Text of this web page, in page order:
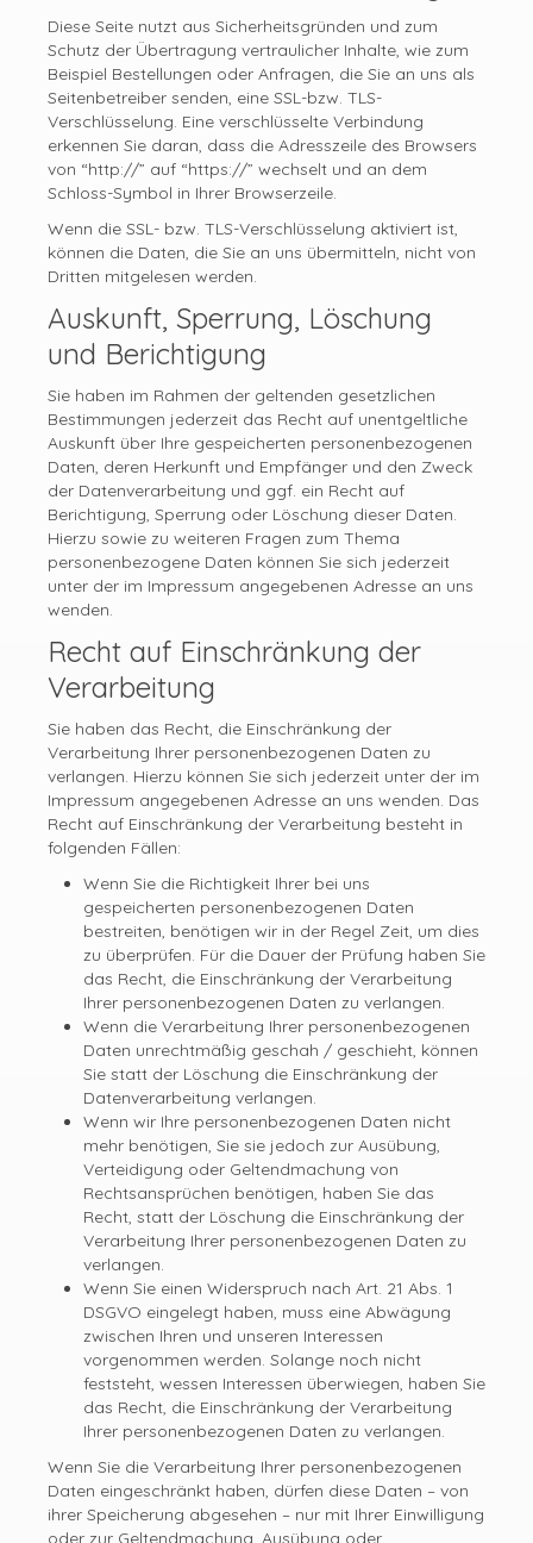
Diese Seite nutzt aus Sicherheitsgründen und zum
Schutz der Übertragung vertraulicher Inhalte, wie zum
Beispiel Bestellungen oder Anfragen, die Sie an uns als
Seitenbetreiber senden, eine SSL-bzw. TLS-
Verschlüsselung. Eine verschlüsselte Verbindung
erkennen Sie daran, dass die Adresszeile des Browsers
von “http://” auf “https://” wechselt und an dem
Schloss-Symbol in Ihrer Browserzeile.
Wenn die SSL- bzw. TLS-Verschlüsselung aktiviert ist,
können die Daten, die Sie an uns übermitteln, nicht von
Dritten mitgelesen werden.
Auskunft, Sperrung, Löschung
und Berichtigung
Sie haben im Rahmen der geltenden gesetzlichen
Bestimmungen jederzeit das Recht auf unentgeltliche
Auskunft über Ihre gespeicherten personenbezogenen
Daten, deren Herkunft und Empfänger und den Zweck
der Datenverarbeitung und ggf. ein Recht auf
Berichtigung, Sperrung oder Löschung dieser Daten.
Hierzu sowie zu weiteren Fragen zum Thema
personenbezogene Daten können Sie sich jederzeit
unter der im Impressum angegebenen Adresse an uns
wenden.
Recht auf Einschränkung der
Verarbeitung
Sie haben das Recht, die Einschränkung der
Verarbeitung Ihrer personenbezogenen Daten zu
verlangen. Hierzu können Sie sich jederzeit unter der im
Impressum angegebenen Adresse an uns wenden. Das
Recht auf Einschränkung der Verarbeitung besteht in
folgenden Fällen:
Wenn Sie die Richtigkeit Ihrer bei uns
gespeicherten personenbezogenen Daten
bestreiten, benötigen wir in der Regel Zeit, um dies
zu überprüfen. Für die Dauer der Prüfung haben Sie
das Recht, die Einschränkung der Verarbeitung
Ihrer personenbezogenen Daten zu verlangen.
Wenn die Verarbeitung Ihrer personenbezogenen
Daten unrechtmäßig geschah / geschieht, können
Sie statt der Löschung die Einschränkung der
Datenverarbeitung verlangen.
Wenn wir Ihre personenbezogenen Daten nicht
mehr benötigen, Sie sie jedoch zur Ausübung,
Verteidigung oder Geltendmachung von
Rechtsansprüchen benötigen, haben Sie das
Recht, statt der Löschung die Einschränkung der
Verarbeitung Ihrer personenbezogenen Daten zu
verlangen.
Wenn Sie einen Widerspruch nach Art. 21 Abs. 1
DSGVO eingelegt haben, muss eine Abwägung
zwischen Ihren und unseren Interessen
vorgenommen werden. Solange noch nicht
feststeht, wessen Interessen überwiegen, haben Sie
das Recht, die Einschränkung der Verarbeitung
Ihrer personenbezogenen Daten zu verlangen.
Wenn Sie die Verarbeitung Ihrer personenbezogenen
Daten eingeschränkt haben, dürfen diese Daten – von
ihrer Speicherung abgesehen – nur mit Ihrer Einwilligung
oder zur Geltendmachung, Ausübung oder